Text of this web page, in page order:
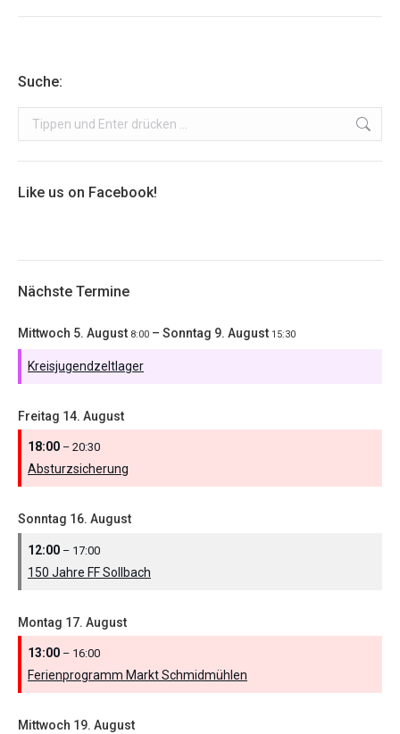
Suche:
Search:
Like us on Facebook!
Nächste Termine
Mittwoch 5. August 8:00 – Sonntag 9. August 15:30
Kreisjugendzeltlager
Freitag 14. August
18:00 – 20:30
Absturzsicherung
Sonntag 16. August
12:00 – 17:00
150 Jahre FF Sollbach
Montag 17. August
13:00 – 16:00
Ferienprogramm Markt Schmidmühlen
Mittwoch 19. August